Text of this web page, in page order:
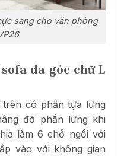
sang cho văn phòng
da góc chữ L
có phần tựa lưng
đỡ phần lưng khi
làm 6 chỗ ngồi với
vào với không gian